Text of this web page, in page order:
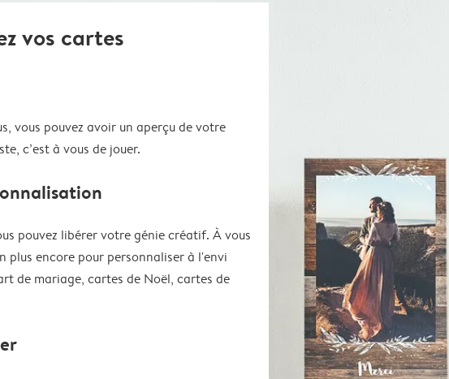
vos cartes
vous pouvez avoir un aperçu de votre
c’est à vous de jouer.
pouvez libérer votre génie créatif. À vous
plus encore pour personnaliser à l'envi
de mariage, cartes de Noël, cartes de